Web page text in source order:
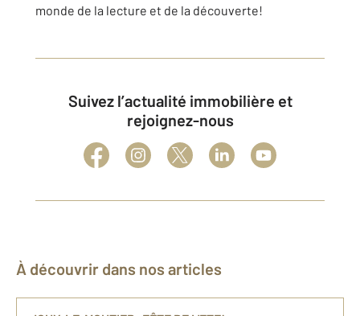
monde de la lecture et de la découverte!
Suivez l’actualité immobilière et
rejoignez-nous
À découvrir dans nos articles